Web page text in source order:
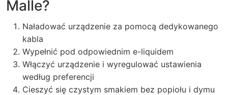
Malle?
Naładować urządzenie za pomocą dedykowanego
kabla
Wypełnić pod odpowiednim e-liquidem
Włączyć urządzenie i wyregulować ustawienia
według preferencji
Cieszyć się czystym smakiem bez popiołu i dymu